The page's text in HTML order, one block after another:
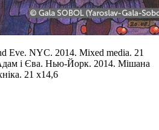
Eve. NYC. 2014. Mixed media. 21
і Єва. Нью-Йорк. 2014. Мішана
21 x14,6